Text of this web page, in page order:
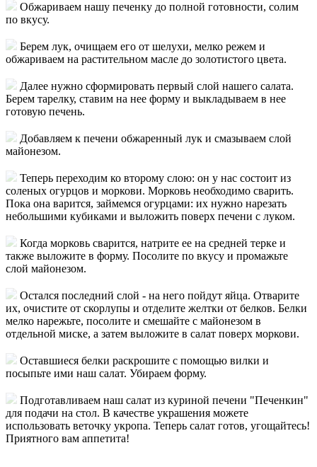
Обжариваем нашу печенку до полной готовности, солим
по вкусу.
Берем лук, очищаем его от шелухи, мелко режем и
обжариваем на растительном масле до золотистого цвета.
Далее нужно сформировать первый слой нашего салата.
Берем тарелку, ставим на нее форму и выкладываем в нее
готовую печень.
Добавляем к печени обжаренный лук и смазываем слой
майонезом.
Теперь переходим ко второму слою: он у нас состоит из
соленых огурцов и моркови. Морковь необходимо сварить.
Пока она варится, займемся огурцами: их нужно нарезать
небольшими кубиками и выложить поверх печени с луком.
Когда морковь сварится, натрите ее на средней терке и
также выложите в форму. Посолите по вкусу и промажьте
слой майонезом.
Остался последний слой - на него пойдут яйца. Отварите
их, очистите от скорлупы и отделите желтки от белков. Белки
мелко нарежьте, посолите и смешайте с майонезом в
отдельной миске, а затем выложите в салат поверх моркови.
Оставшиеся белки раскрошите с помощью вилки и
посыпьте ими наш салат. Убираем форму.
Подготавливаем наш салат из куриной печени "Печенкин"
для подачи на стол. В качестве украшения можете
использовать веточку укропа. Теперь салат готов, угощайтесь!
Приятного вам аппетита!